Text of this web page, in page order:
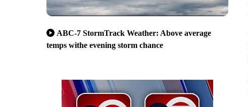
ABC-7 StormTrack Weather: Above average
temps withe evening storm chance